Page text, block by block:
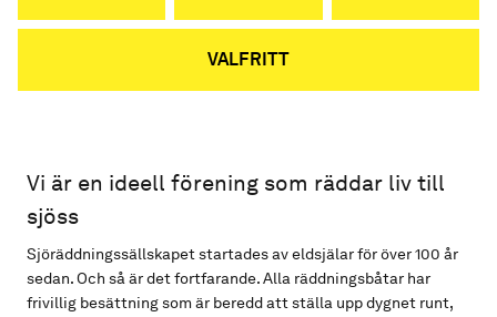
VALFRITT
Vi är en ideell förening som räddar liv till
sjöss
Sjöräddningssällskapet startades av eldsjälar för över 100 år
sedan. Och så är det fortfarande. Alla räddningsbåtar har
frivillig besättning som är beredd att ställa upp dygnet runt,